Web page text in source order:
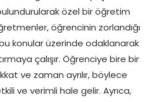
özel bir öğretim
öğrencinin zorlandığı
konular üzerinde odaklanarak
çalışır. Öğrenciye bire bir
ve zaman ayrılır, böylece
ve verimli hale gelir. Ayrıca,